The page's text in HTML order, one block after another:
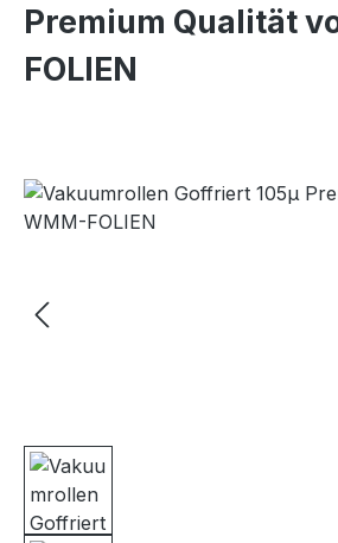
Premium Qualität
FOLIEN
Bildergalerie überspringen